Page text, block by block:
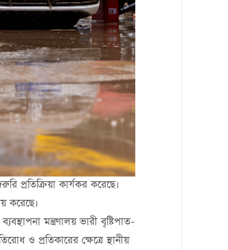
প্রতিক্রিয়া কার্যকর করেছে।
করেছে।
মন্ত্রণালয় ভারী বৃষ্টিপাত-
ও প্রতিকারের ক্ষেত্রে স্থানীয়